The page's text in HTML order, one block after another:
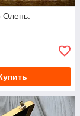
Олень.